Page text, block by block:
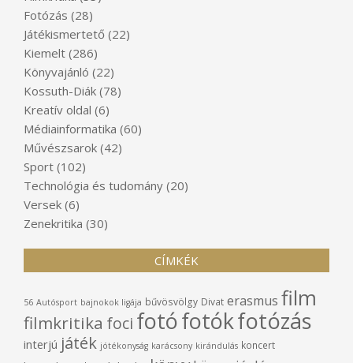
Fotózás (28)
Játékismertető (22)
Kiemelt (286)
Könyvajánló (22)
Kossuth-Diák (78)
Kreatív oldal (6)
Médiainformatika (60)
Művészsarok (42)
Sport (102)
Technológia és tudomány (20)
Versek (6)
Zenekritika (30)
CÍMKÉK
56 Autósport bajnokok ligája bűvösvölgy Divat erasmus film
filmkritika foci fotófotókfotózás
interjú játék jótékonyság karácsony kirándulás koncert